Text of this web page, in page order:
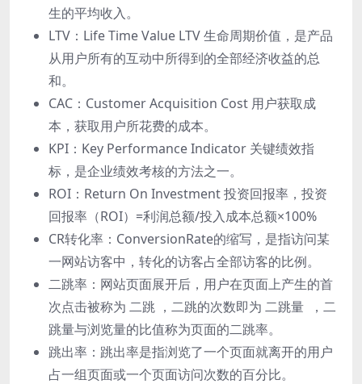
⽣的平均收⼊。
LTV：Life Time Value LTV ⽣命周期价值，是产品
从⽤户所有的互动中所得到的全部经济收益的总
和。
CAC：Customer Acquisition Cost ⽤户获取成
本，获取⽤户所花费的成本。
KPI：Key Performance Indicator 关键绩效指
标，是企业绩效考核的⽅法之⼀。
ROI：Return On Investment 投资回报率，投资
回报率（ROI）=利润总额/投⼊成本总额×100%
CR转化率：ConversionRate的缩写，是指访问某
⼀⽹站访客中，转化的访客占全部访客的⽐例。
⼆跳率：⽹站⻚⾯展开后，⽤户在⻚⾯上产⽣的⾸
次点击被称为 ⼆跳 ，⼆跳的次数即为 ⼆跳量 ，⼆
跳量与浏览量的⽐值称为⻚⾯的⼆跳率。
跳出率：跳出率是指浏览了⼀个⻚⾯就离开的⽤户
占⼀组⻚⾯或⼀个⻚⾯访问次数的百分⽐。